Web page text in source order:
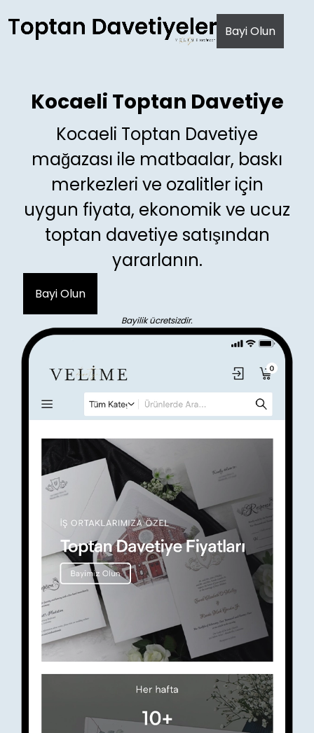
Bayi Olun
Kocaeli Toptan Davetiye
Kocaeli Toptan Davetiye
mağazası ile matbaalar, baskı
merkezleri ve ozalitler için
uygun fiyata, ekonomik ve ucuz
toptan davetiye satışından
yararlanın.
Bayi Olun
Bayilik ücretsizdir.